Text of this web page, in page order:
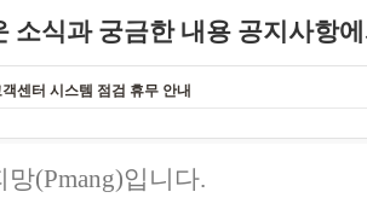
소식과 궁금한 내용 공지사항
센터 시스템 점검 휴무 안내
(Pmang)입니다.